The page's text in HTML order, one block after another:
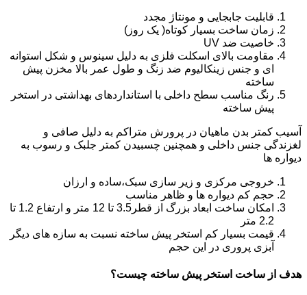
قابلیت جابجایی و مونتاژ مجدد
زمان ساخت بسیار کوتاه( یک روز)
خاصیت ضد UV
مقاومت بالای اسکلت فلزی به دلیل سینوس و شکل استوانه
ای و جنس زینکالیوم ضد زنگ و طول عمر بالا مخزن پیش
ساخته
رنگ مناسب سطح داخلی با استانداردهای بهداشتی در استخر
پیش ساخته
آسیب کمتر بدن ماهیان در پرورش متراکم به دلیل صافی و
لغزندگی جنس داخلی و همچنین چسبیدن کمتر جلبک و رسوب به
دیواره ها
خروجی مرکزی و زیر سازی سبک،ساده و ارزان
حجم کم دیواره ها و ظاهر مناسب
امکان ساخت ابعاد بزرگ از قطر3.5 تا 12 متر و ارتفاع 1.2 تا
2.2 متر
قیمت بسیار کم استخر پیش ساخته نسبت به سازه های دیگر
آبزی پروری در این حجم
هدف از ساخت استخر پیش ساخته چیست؟